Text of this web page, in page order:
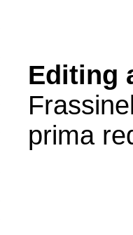
Editing
prima